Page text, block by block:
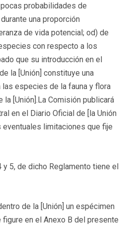
probabilidades de
una proporción
de vida potencial; od) de
con respecto a los
que su introducción en el
la [Unión] constituye una
las especies de la fauna y flora
[Unión].La Comisión publicará
en el Diario Oficial de [la Unión
eventuales limitaciones que fije
y 5, de dicho Reglamento tiene el
de la [Unión] un espécimen
en el Anexo B del presente